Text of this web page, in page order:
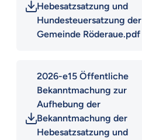
Hebesatzsatzung und
Hundesteuersatzung der
Gemeinde Röderaue.pdf
2026-e15 Öffentliche
Bekanntmachung zur
Aufhebung der
Bekanntmachung der
Hebesatzsatzung und